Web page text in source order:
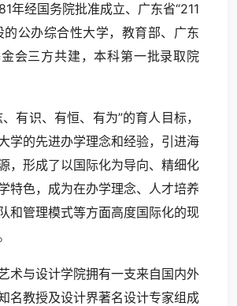
年经国务院批准成立、广东省“211
的公办综合性大学，教育部、广东
会三方共建，本科第一批录取院
有识、有恒、有为”的育人目标，
学的先进办学理念和经验，引进海
，形成了以国际化为导向、精细化
特色，成为在办学理念、人才培养
和管理模式等方面高度国际化的现
术与设计学院拥有一支来自国内外
名教授及设计界著名设计专家组成